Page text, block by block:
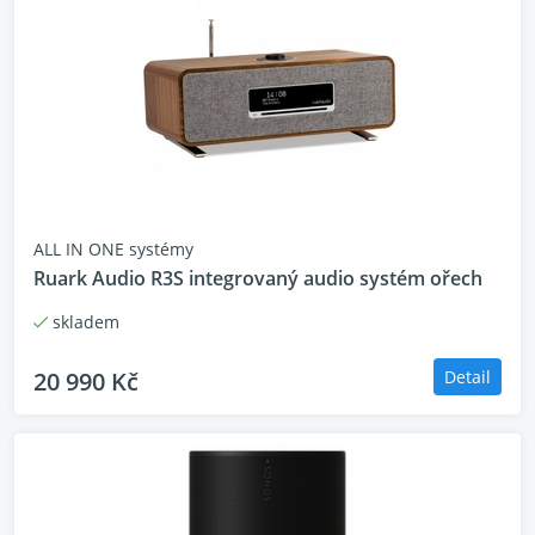
nepřerušované streamování hudby.
ALL IN ONE systémy
Ruark Audio R3S integrovaný audio systém ořech
skladem
20 990 Kč Detail